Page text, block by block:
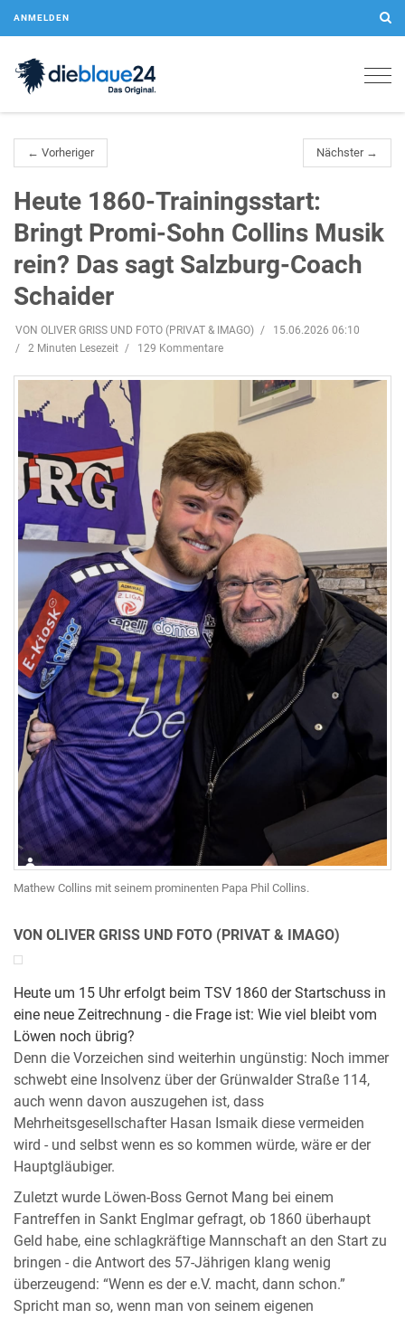
ANMELDEN
← Vorheriger Nächster →
Heute 1860-Trainingsstart:
Bringt Promi-Sohn Collins Musik
rein? Das sagt Salzburg-Coach
Schaider
VON OLIVER GRISS UND FOTO (PRIVAT & IMAGO)
15.06.2026 06:10
2 Minuten Lesezeit
129 Kommentare
Mathew Collins mit seinem prominenten Papa Phil Collins.
VON OLIVER GRISS UND FOTO (PRIVAT & IMAGO)
Heute um 15 Uhr erfolgt beim TSV 1860 der Startschuss in
eine neue Zeitrechnung - die Frage ist: Wie viel bleibt vom
Löwen noch übrig?
Denn die Vorzeichen sind weiterhin ungünstig: Noch immer
schwebt eine Insolvenz über der Grünwalder Straße 114,
auch wenn davon auszugehen ist, dass
Mehrheitsgesellschafter Hasan Ismaik diese vermeiden
wird - und selbst wenn es so kommen würde, wäre er der
Hauptgläubiger.
Zuletzt wurde Löwen-Boss Gernot Mang bei einem
Fantreffen in Sankt Englmar gefragt, ob 1860 überhaupt
Geld habe, eine schlagkräftige Mannschaft an den Start zu
bringen - die Antwort des 57-Jährigen klang wenig
überzeugend: “Wenn es der e.V. macht, dann schon.”
Spricht man so, wenn man von seinem eigenen